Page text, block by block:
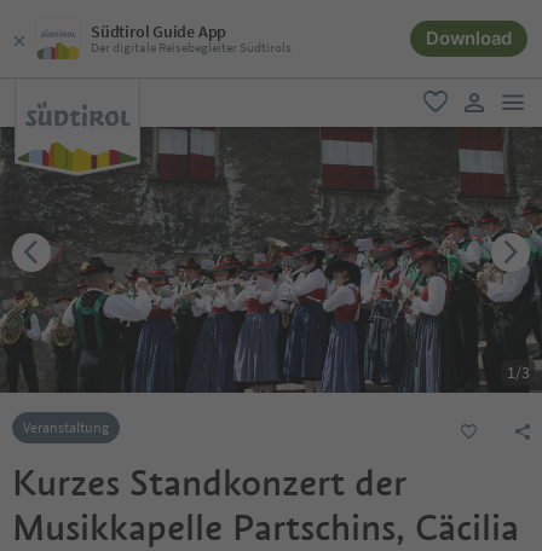
Südtirol Guide App
Der digitale Reisebegleiter Südtirols Download
favorit
user link
1/3
Veranstaltung
Kurzes Standkonzert der
Musikkapelle Partschins, Cäcilia